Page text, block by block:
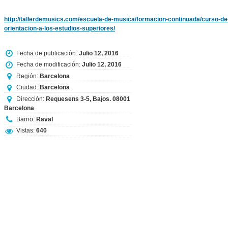
http://tallerdemusics.com/escuela-de-musica/formacion-continuada/curso-
orientacion-a-los-estudios-superiores/
Fecha de publicación: Julio 12, 2016
Fecha de modificación: Julio 12, 2016
Región: Barcelona
Ciudad: Barcelona
Dirección: Requesens 3-5, Bajos. 08001
Barcelona
Barrio: Raval
Vistas: 640